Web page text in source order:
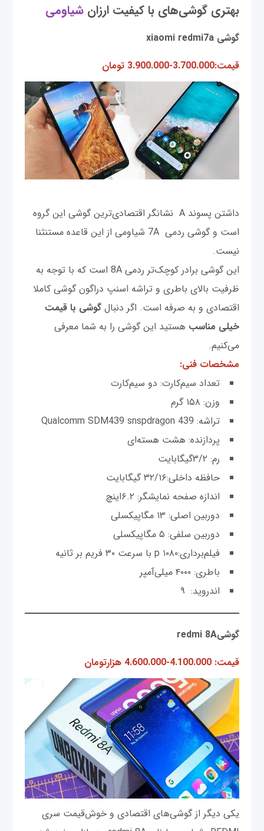
بهتری گوشی‌های با کیفیت ارزانشیاومی
گوشی xiaomi redmi7a
قیمت:3.700.000-3.900.000 تومان
داشتن پسوند A نشانگر اقتصادی‌ترین گوشی این گروه
است و گوشی ردمی 7A شیاومی از این قاعده مستنثنا
نیست.
این گوشی برادر کوچک‌تر ردمی 8A است که با توجه به
ظرفیت بالای باطری و تراشه اسنپ دراگون گوشی کاملا
اقتصادی و به صرفه است. اگر دنبال گوشی با قیمت
خیلی مناسب هستید این گوشی را به شما معرفی
می‌کنیم.
مشخصات فنی:
تعداد سیم‌کارت: دو سیم‌کارت
وزن: ۱۵۸ گرم
تراشه: Qualcomm SDM439 snspdragon 439
پردازنده: هشت هسته‌ای
رم: ۳/۲گیگابایت
حافظه داخلی:۳۲/۱۶ گیگابایت
اندازه صفحه نمایشگر: ۶.۲اینچ
دوربین اصلی: ۱۳ مگاپیکسلی
دوربین سلفی: ۵ مگاپیکسلی
فیلم‌برداری:p ۱۰۸۰ با سرعت ۳۰ فریم بر ثانیه
باطری: ۴۰۰۰ میلی‌آمپر
اندروید: ۹
گوشیredmi 8A
قیمت: 4.100.000-4.600.000 هزارتومان
یکی دیگر از گوشی‌های اقتصادی و خوش‌قیمت سری